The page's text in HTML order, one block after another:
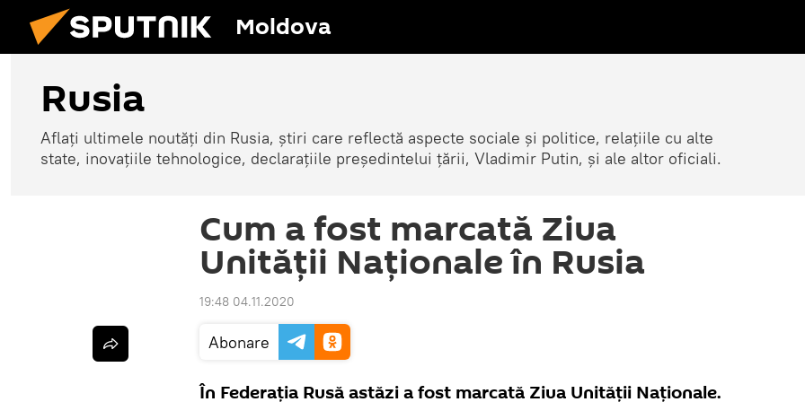
Moldova
Rusia
Aflați ultimele noutăți din Rusia, știri care reflectă aspecte sociale și politice, relațiile cu alte
state, inovațiile tehnologice, declarațiile președintelui țării, Vladimir Putin, și ale altor oficiali.
Cum a fost marcată Ziua
Unității Naționale în Rusia
19:48 04.11.2020
Abonare
În Federația Rusă astăzi a fost marcată Ziua Unității Naționale.